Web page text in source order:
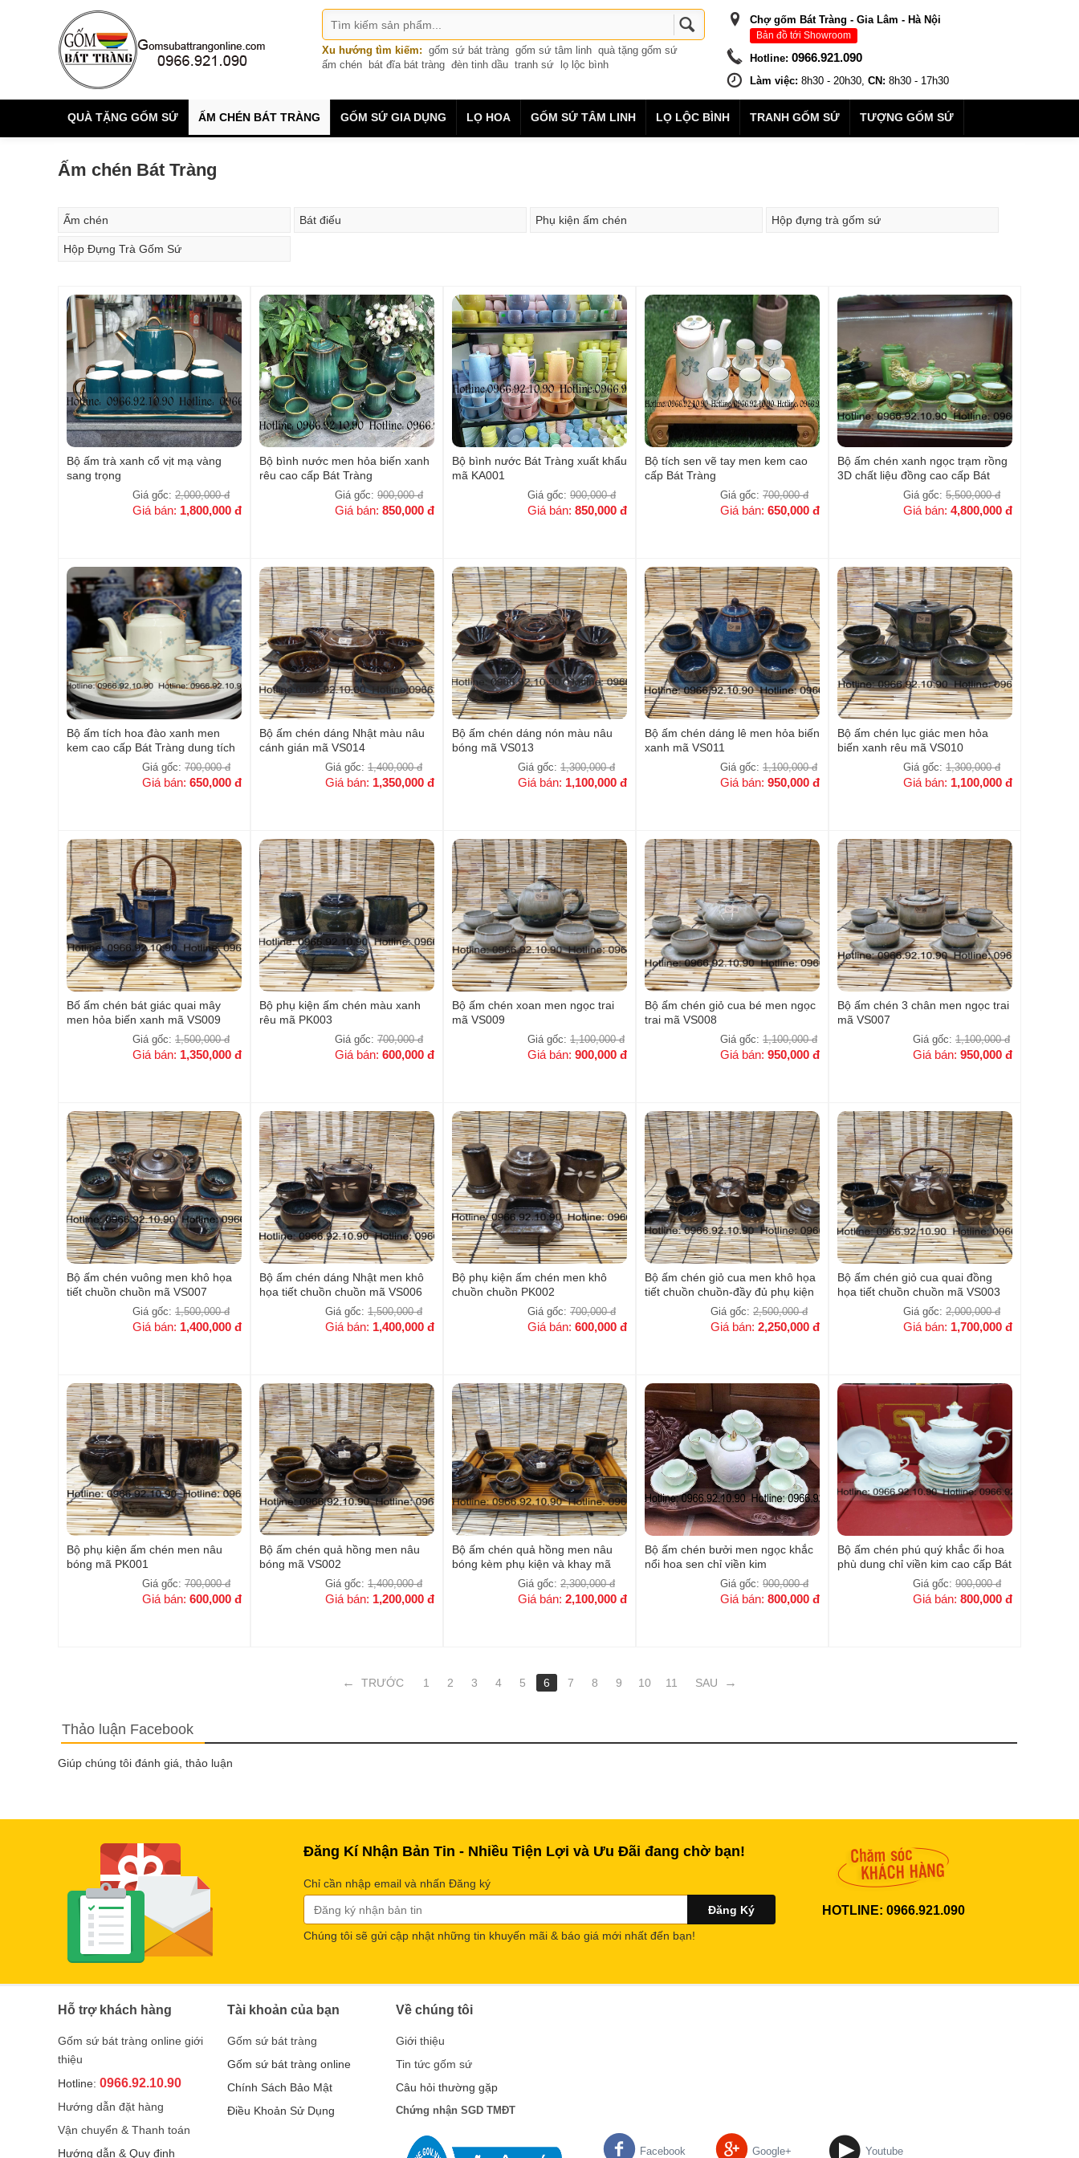
Xu hướng tìm kiếm: gốm sứ bát tràng gốm sứ tâm linh quà tặng gốm sứ
ấm chén
bát đĩa bát tràng đèn tinh dầu tranh sứ lọ lộc bình
Chợ gốm Bát Tràng - Gia Lâm - Hà Nội
Bản đồ tới Showroom
Hotline: 0966.921.090
Làm việc: 8h30 - 20h30, CN: 8h30 - 17h30
QUÀ TẶNG GỐM SỨ ẤM CHÉN BÁT TRÀNG GỐM SỨ GIA DỤNG LỌ HOA GỐM SỨ TÂM LINH LỌ LỘC BÌNH TRANH GỐM SỨ TƯỢNG GỐM SỨ
Ấm chén Bát Tràng
Ấm chén Bát điếu Phụ kiện ấm chén Hộp đựng trà gốm sứ
Hộp Đựng Trà Gốm Sứ
Bộ ấm trà xanh cổ vịt mạ vàng
sang trọng
Giá gốc: 2,000,000 đ
Giá bán: 1,800,000 đ
Bộ bình nước men hỏa biến xanh
rêu cao cấp Bát Tràng
Giá gốc: 900,000 đ
Giá bán: 850,000 đ
Bộ bình nước Bát Tràng xuất khẩu
mã KA001
Giá gốc: 900,000 đ
Giá bán: 850,000 đ
Bộ tích sen vẽ tay men kem cao
cấp Bát Tràng
Giá gốc: 700,000 đ
Giá bán: 650,000 đ
Bộ ấm chén xanh ngọc trạm rồng
3D chất liệu đồng cao cấp Bát
Giá gốc: 5,500,000 đ
Giá bán: 4,800,000 đ
Bộ ấm tích hoa đào xanh men
kem cao cấp Bát Tràng dung tích
Giá gốc: 700,000 đ
Giá bán: 650,000 đ
Bộ ấm chén dáng Nhật màu nâu
cánh gián mã VS014
Giá gốc: 1,400,000 đ
Giá bán: 1,350,000 đ
Bộ ấm chén dáng nón màu nâu
bóng mã VS013
Giá gốc: 1,300,000 đ
Giá bán: 1,100,000 đ
Bộ ấm chén dáng lê men hỏa biến
xanh mã VS011
Giá gốc: 1,100,000 đ
Giá bán: 950,000 đ
Bộ ấm chén lục giác men hỏa
biến xanh rêu mã VS010
Giá gốc: 1,300,000 đ
Giá bán: 1,100,000 đ
Bố ấm chén bát giác quai mây
men hỏa biến xanh mã VS009
Giá gốc: 1,500,000 đ
Giá bán: 1,350,000 đ
Bộ phụ kiện ấm chén màu xanh
rêu mã PK003
Giá gốc: 700,000 đ
Giá bán: 600,000 đ
Bộ ấm chén xoan men ngọc trai
mã VS009
Giá gốc: 1,100,000 đ
Giá bán: 900,000 đ
Bộ ấm chén giỏ cua bé men ngọc
trai mã VS008
Giá gốc: 1,100,000 đ
Giá bán: 950,000 đ
Bộ ấm chén 3 chân men ngọc trai
mã VS007
Giá gốc: 1,100,000 đ
Giá bán: 950,000 đ
Bộ ấm chén vuông men khô họa
tiết chuồn chuồn mã VS007
Giá gốc: 1,500,000 đ
Giá bán: 1,400,000 đ
Bộ ấm chén dáng Nhật men khô
họa tiết chuồn chuồn mã VS006
Giá gốc: 1,500,000 đ
Giá bán: 1,400,000 đ
Bộ phụ kiện ấm chén men khô
chuồn chuồn PK002
Giá gốc: 700,000 đ
Giá bán: 600,000 đ
Bộ ấm chén giỏ cua men khô họa
tiết chuồn chuồn-đầy đủ phụ kiện
Giá gốc: 2,500,000 đ
Giá bán: 2,250,000 đ
Bộ ấm chén giỏ cua quai đồng
họa tiết chuồn chuồn mã VS003
Giá gốc: 2,000,000 đ
Giá bán: 1,700,000 đ
Bộ phụ kiện ấm chén men nâu
bóng mã PK001
Giá gốc: 700,000 đ
Giá bán: 600,000 đ
Bộ ấm chén quả hồng men nâu
bóng mã VS002
Giá gốc: 1,400,000 đ
Giá bán: 1,200,000 đ
Bộ ấm chén quả hồng men nâu
bóng kèm phụ kiện và khay mã
Giá gốc: 2,300,000 đ
Giá bán: 2,100,000 đ
Bộ ấm chén bưởi men ngọc khắc
nổi hoa sen chỉ viền kim
Giá gốc: 900,000 đ
Giá bán: 800,000 đ
Bộ ấm chén phú quý khắc ổi hoa
phù dung chỉ viền kim cao cấp Bát
Giá gốc: 900,000 đ
Giá bán: 800,000 đ
← TRƯỚC 1 2 3 4 5 6 7 8 9 10 11 SAU →
Thảo luận Facebook
Giúp chúng tôi đánh giá, thảo luận
Đăng Kí Nhận Bản Tin - Nhiều Tiện Lợi và Ưu Đãi đang chờ bạn!
Chỉ cần nhập email và nhấn Đăng ký
Chúng tôi sẽ gửi cập nhật những tin khuyến mãi & báo giá mới nhất đến bạn!
HOTLINE: 0966.921.090
Hỗ trợ khách hàng
Gốm sứ bát tràng online giới
thiệu
Hotline: 0966.92.10.90
Hướng dẫn đặt hàng
Vận chuyển & Thanh toán
Hướng dẫn & Quy định
Tài khoản của bạn
Gốm sứ bát tràng
Gốm sứ bát tràng online
Chính Sách Bảo Mật
Điều Khoản Sử Dụng
Về chúng tôi
Giới thiệu
Tin tức gốm sứ
Câu hỏi thường gặp
Chứng nhận SGD TMĐT
Facebook Google+ Youtube